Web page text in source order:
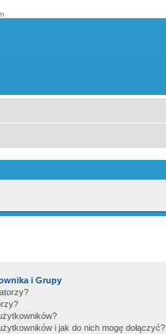
i Grupy
i jak do nich mogę dołączyć?